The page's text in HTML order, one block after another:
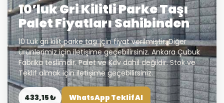
10’luk Gri Kilitli Parke Taşı
Palet Fiyatları Sahibinden
10 Luk gri kilit parke taşı için fiyat verilmiştir. Diğer
ürünlerimiz için iletişime geçebilirsiniz. Ankara Çubuk
Fabrika teslimdir. Palet ve Kdv dahil değildir. Stok ve
Teklif almak için iletişime geçebilirsiniz.
433,15 ₺ WhatsApp Teklif Al